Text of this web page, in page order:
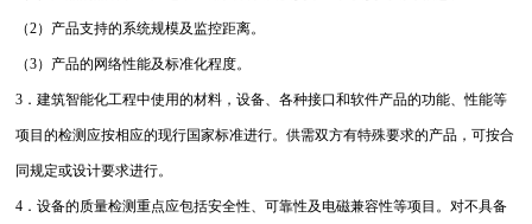
（2）产品支持的系统规模及监控距离。
（3）产品的网络性能及标准化程度。
3．建筑智能化工程中使用的材料，设备、各种接口和软件产品的功能、性能等
项目的检测应按相应的现行国家标准进行。供需双方有特殊要求的产品，可按合
同规定或设计要求进行。
4．设备的质量检测重点应包括安全性、可靠性及电磁兼容性等项目。对不具备